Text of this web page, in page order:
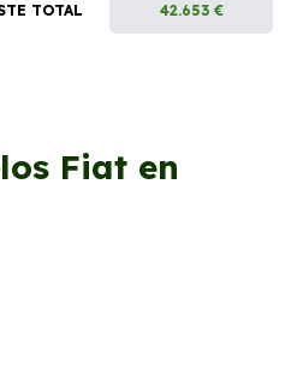
TOTAL 42.653 €
Fiat en